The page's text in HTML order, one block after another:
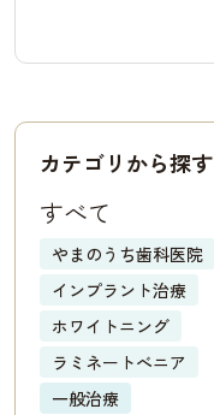
カテゴリから探す
すべて
やまのうち歯科医院
インプラント治療
ホワイトニング
ラミネートべニア
一般治療